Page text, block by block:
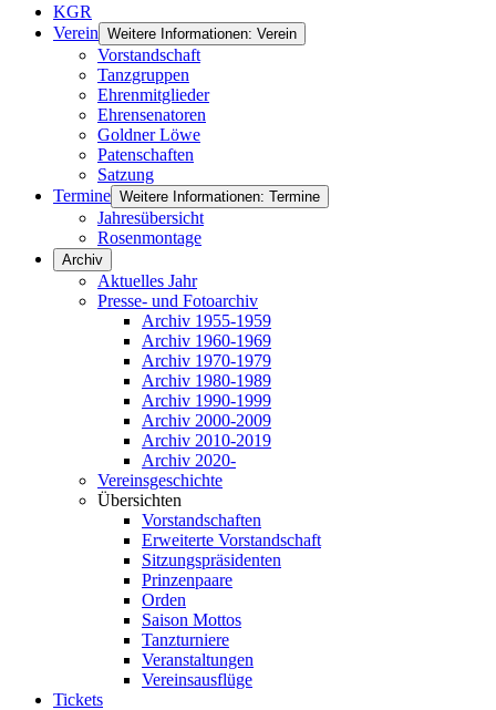
KGR
Verein Weitere Informationen: Verein
Vorstandschaft
Tanzgruppen
Ehrenmitglieder
Ehrensenatoren
Goldner Löwe
Patenschaften
Satzung
Termine Weitere Informationen: Termine
Jahresübersicht
Rosenmontage
Archiv
Aktuelles Jahr
Presse- und Fotoarchiv
Archiv 1955-1959
Archiv 1960-1969
Archiv 1970-1979
Archiv 1980-1989
Archiv 1990-1999
Archiv 2000-2009
Archiv 2010-2019
Archiv 2020-
Vereinsgeschichte
Übersichten
Vorstandschaften
Erweiterte Vorstandschaft
Sitzungspräsidenten
Prinzenpaare
Orden
Saison Mottos
Tanzturniere
Veranstaltungen
Vereinsausflüge
Tickets